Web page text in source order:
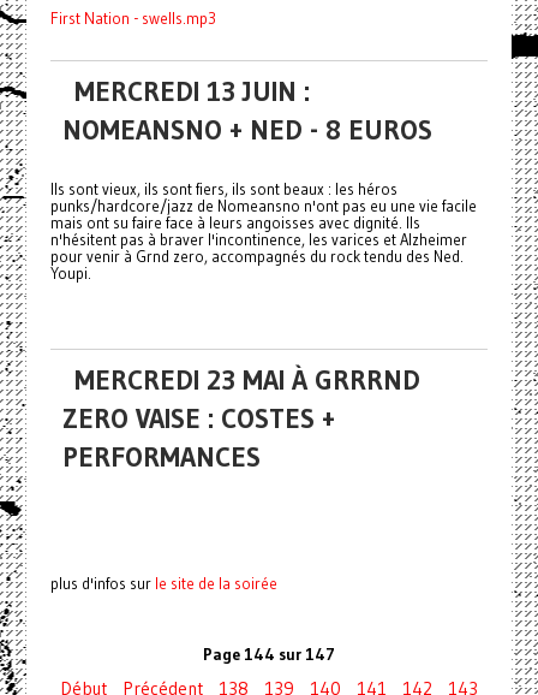
First Nation - swells.mp3
MERCREDI 13 JUIN :
NOMEANSNO + NED - 8 EUROS
Ils sont vieux, ils sont fiers, ils sont beaux : les héros
punks/hardcore/jazz de Nomeansno n'ont pas eu une vie facile
mais ont su faire face à leurs angoisses avec dignité. Ils
n'hésitent pas à braver l'incontinence, les varices et Alzheimer
pour venir à Grnd zero, accompagnés du rock tendu des Ned.
Youpi.
MERCREDI 23 MAI À GRRRND
ZERO VAISE : COSTES +
PERFORMANCES
plus d'infos sur le site de la soirée
Page 144 sur 147
Début Précédent 138 139 140 141 142 143